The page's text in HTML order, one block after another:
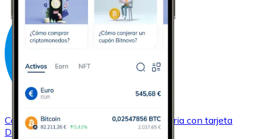
ComprarDash con transferencia bancaria con tarjeta
DASH